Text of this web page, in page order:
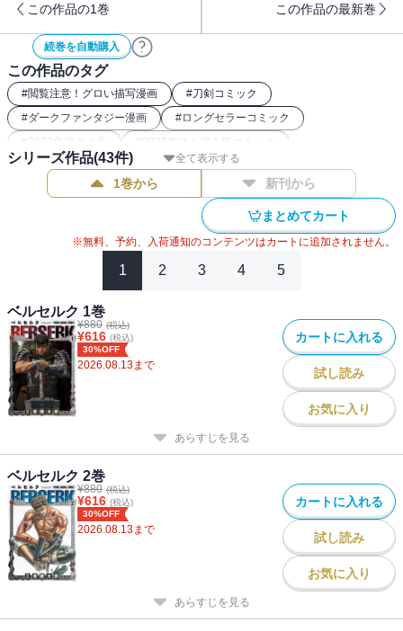
この作品の1巻 この作品の最新巻
続巻を自動購入
この作品のタグ
#閲覧注意！グロい描写漫画 #刀剣コミック
#ダークファンタジー漫画 #ロングセラーコミック
#2022年アニメ化 #2025年ストア人気コミック
#2016年アニメ化 #バトルコミック #復讐コミック
本格ファンタジー漫画 2017年アニメ化
全て表示する
シリーズ作品(43件)
1巻から 新刊から
まとめてカート
※無料、予約、入荷通知のコンテンツはカートに追加されません。
1 2 3 4 5
ベルセルク 1巻
¥880 (税込)
¥616 (税込)
30%OFF
2026.08.13まで
カートに入れる
試し読み
お気に入り
あらすじを見る
ベルセルク 2巻
¥880 (税込)
¥616 (税込)
30%OFF
2026.08.13まで
カートに入れる
試し読み
お気に入り
あらすじを見る